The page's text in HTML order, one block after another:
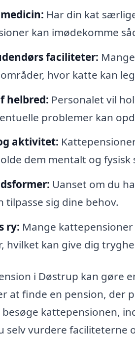
Har din kat
kan imødekomme
faciliteter:
hvor katte kan
helbred: Personalet vil
problemer kan
aktivitet:
dem mentalt og fysisk
Uanset om du
tilpasse sig dine behov.
ry: Mange
hvilket kan give dig
i Døstrup kan gøre
at finde en pension, der
kattepensionen,
selv vurdere faciliteterne